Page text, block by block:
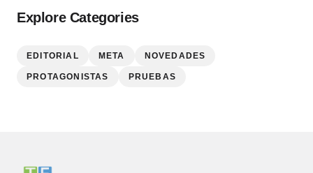
Explore Categories
EDITORIAL META NOVEDADES
PROTAGONISTAS PRUEBAS